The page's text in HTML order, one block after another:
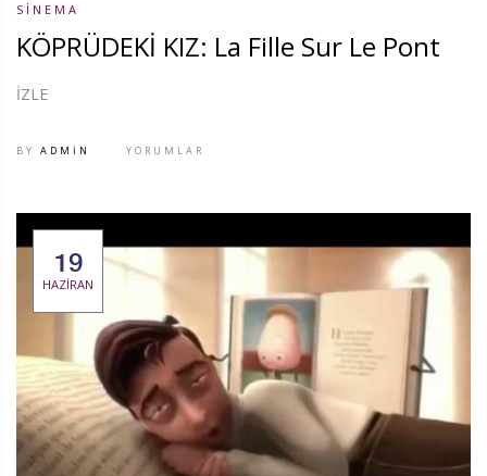
SINEMA
KÖPRÜDEKİ KIZ: La Fille Sur Le Pont
İZLE
BY ADMIN YORUMLAR
19
HAZIRAN